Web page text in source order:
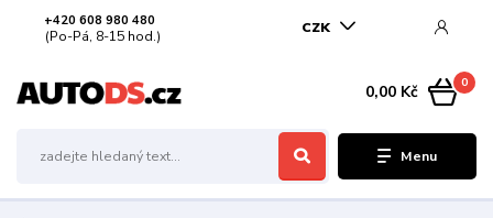
Menu
CZK
+420 608 980 480
(Po-Pá, 8-15 hod.)
0
0,00 Kč